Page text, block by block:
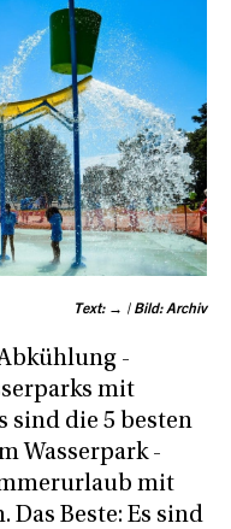
Text: → | Bild: Archiv
-
mit
sind die 5 besten
Wasserpark -
mit
Das Beste: Es sind